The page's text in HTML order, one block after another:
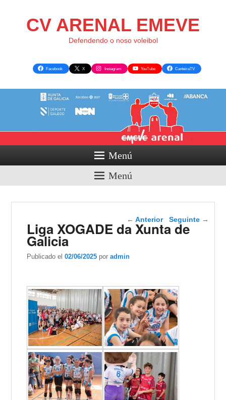
CV ARENAL EMEVE
Defendendo o noso voleibol
Facebook X Instagram YouTube CanteiraTV
Menú
Menú
Navegador de artigos
← Anterior Seguinte →
Liga XOGADE da Xunta de
Galicia
Publicado el02/06/2025 poradmin